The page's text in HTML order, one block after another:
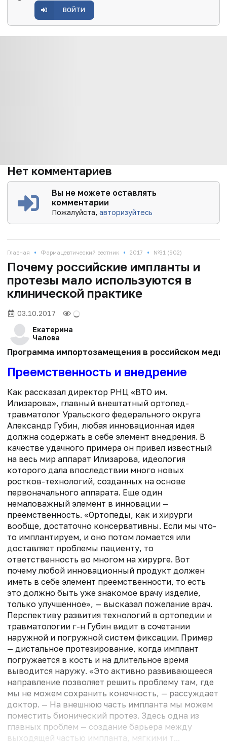
ВОЙТИ
Нет комментариев
Вы не можете оставлять
комментарии
Пожалуйста,авторизуйтесь
Главная • Фармацевтический вестник • 2017 • №31 (902)
Почему российские импланты и
протезы мало используются в
клинической практике
03.10.2017
Екатерина
Чалова
Программа импортозамещения в российском
Преемственность и внедрение
Как рассказал директор РНЦ «ВТО им.
Илизарова», главный внештатный ортопед-
травматолог Уральского федерального округа
Александр Губин, любая инновационная идея
должна содержать в себе элемент внедрения. В
качестве удачного примера он привел известный
на весь мир аппарат Илизарова, идеология
которого дала впоследствии много новых
ростков-технологий, созданных на основе
первоначального аппарата. Еще один
немаловажный элемент в инновации —
преемственность. «Ортопеды, как и хирурги
вообще, достаточно консервативны. Если мы что-
то имплантируем, и оно потом ломается или
доставляет проблемы пациенту, то
ответственность во многом на хирурге. Вот
почему любой инновационный продукт должен
иметь в себе элемент преемственности, то есть
это должно быть уже знакомое врачу изделие,
только улучшенное», — высказал пожелание врач.
Перспективу развития технологий в ортопедии и
травматологии г-н Губин видит в сочетании
наружной и погружной систем фиксации. Пример
— дистальное протезирование, когда имплант
погружается в кость и на длительное время
выводится наружу. «Это активно развивающееся
направление позволяет решить проблему там, где
мы не можем сохранить конечность, — рассуждает
доктор. — На внешнюю часть импланта мы можем
поместить бионический протез. Здесь одна из
главных проблем — создание барьера между
выходящей частью импланта, мягкими т...